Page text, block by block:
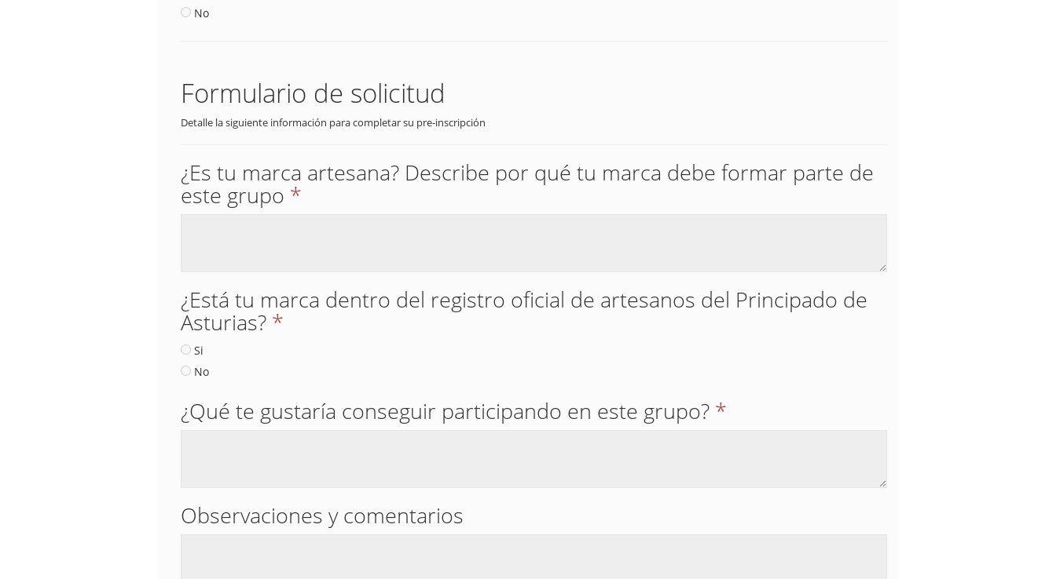
No
Formulario de solicitud
Detalle la siguiente información para completar su pre-inscripción
¿Es tu marca artesana? Describe por qué tu marca debe formar parte de
este grupo *
¿Está tu marca dentro del registro oficial de artesanos del Principado de
Asturias? *
Si
No
¿Qué te gustaría conseguir participando en este grupo? *
Observaciones y comentarios